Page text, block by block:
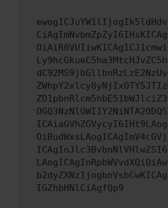
IGZhbHNlCiAgfQp9